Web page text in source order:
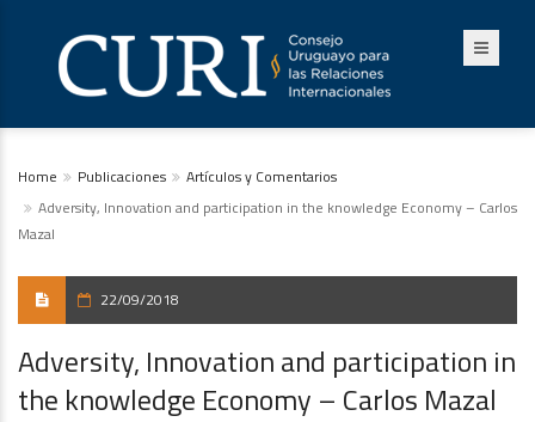
Home Publicaciones
Artículos y Comentarios
Adversity, Innovation and participation in the knowledge Economy – Carlos
Mazal
22/09/2018
Adversity, Innovation and participation in
the knowledge Economy – Carlos Mazal